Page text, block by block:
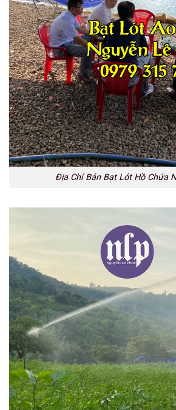
Địa Chỉ Bán Bạt Lót Hồ Chứa